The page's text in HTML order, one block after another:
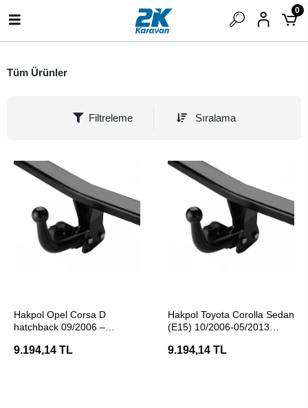
0
Tüm Ürünler
Filtreleme Sıralama
Hakpol Opel Corsa D
hatchback 09/2006 –
Belgeli)
9.194,14 TL
Hakpol Toyota Corolla Sedan
(E15) 10/2006-05/2013
Belgeli)
9.194,14 TL